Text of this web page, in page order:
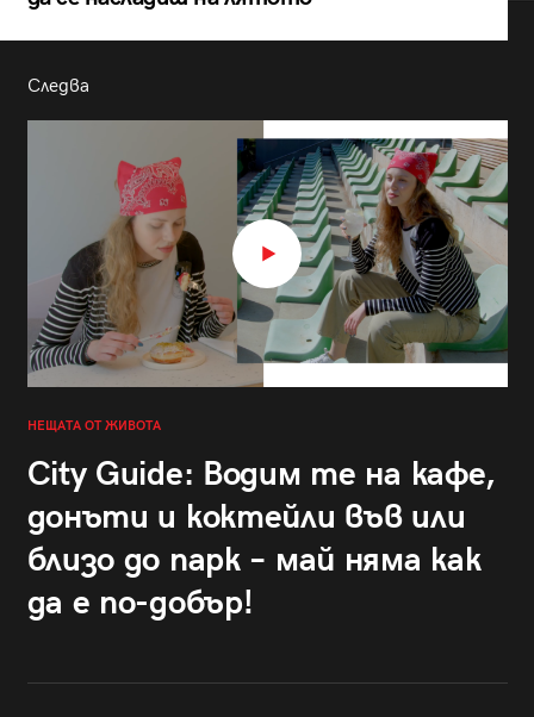
Следва
НЕЩАТА ОТ ЖИВОТА
City Guide: Водим те на кафе,
донъти и коктейли във или
близо до парк – май няма как
да е по-добър!